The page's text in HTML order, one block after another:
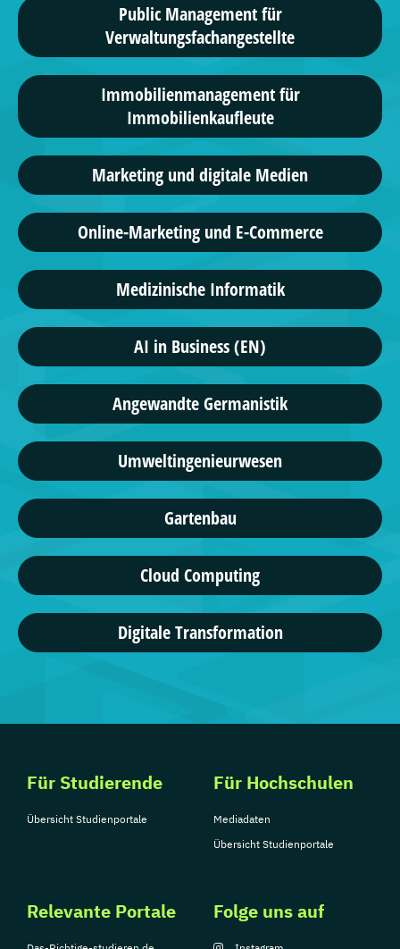
Public Management für
Verwaltungsfachangestellte
Immobilienmanagement für
Immobilienkaufleute
Marketing und digitale Medien
Online-Marketing und E-Commerce
Medizinische Informatik
AI in Business (EN)
Angewandte Germanistik
Umweltingenieurwesen
Gartenbau
Cloud Computing
Digitale Transformation
Für Studierende
Übersicht Studienportale
Für Hochschulen
Mediadaten
Übersicht Studienportale
Relevante Portale Folge uns auf